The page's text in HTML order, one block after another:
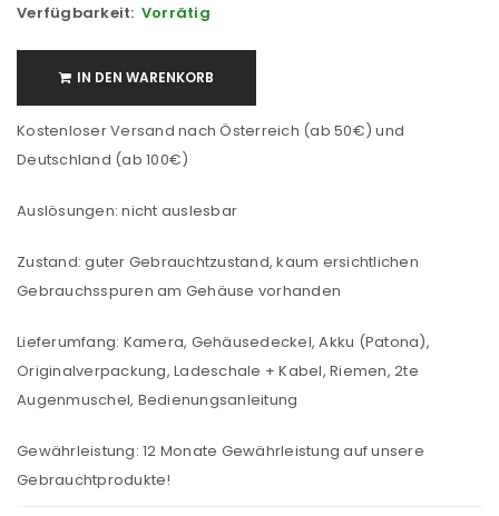
Verfügbarkeit: Vorrätig
IN DEN WARENKORB
Kostenloser Versand nach Österreich (ab 50€) und
Deutschland (ab 100€)
Auslösungen: nicht auslesbar
Zustand: guter Gebrauchtzustand, kaum ersichtlichen
Gebrauchsspuren am Gehäuse vorhanden
Lieferumfang: Kamera, Gehäusedeckel, Akku (Patona),
Originalverpackung, Ladeschale + Kabel, Riemen, 2te
Augenmuschel, Bedienungsanleitung
Gewährleistung: 12 Monate Gewährleistung auf unsere
Gebrauchtprodukte!